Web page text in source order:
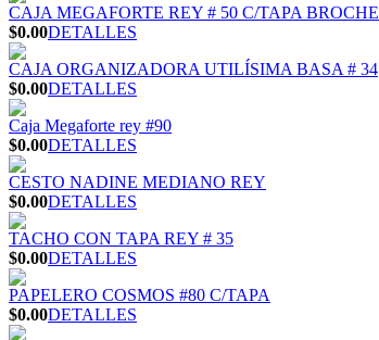
CAJA MEGAFORTE REY # 50 C/TAPA BROCHE
$0.00DETALLES
CAJA ORGANIZADORA UTILÍSIMA BASA # 34
$0.00DETALLES
Caja Megaforte rey #90
$0.00DETALLES
CESTO NADINE MEDIANO REY
$0.00DETALLES
TACHO CON TAPA REY # 35
$0.00DETALLES
PAPELERO COSMOS #80 C/TAPA
$0.00DETALLES